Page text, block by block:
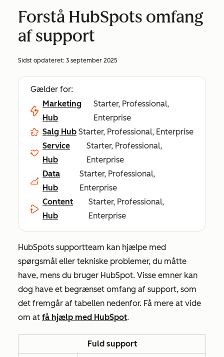
Forstå HubSpots omfang
af support
Sidst opdateret: 3 september 2025
Gælder for:
Marketing
Hub
Starter, Professional,
Enterprise
Salg Hub Starter, Professional, Enterprise
Service
Hub
Starter, Professional,
Enterprise
Data
Hub
Starter, Professional,
Enterprise
Content
Hub
Starter, Professional,
Enterprise
HubSpots supportteam kan hjælpe med
spørgsmål eller tekniske problemer, du måtte
have, mens du bruger HubSpot. Visse emner kan
dog have et begrænset omfang af support, som
det fremgår af tabellen nedenfor. Få mere at vide
om at få hjælp med HubSpot.
Fuld support